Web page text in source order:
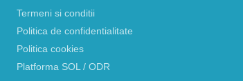
Termeni si conditii
Politica de confidentialitate
Politica cookies
Platforma SOL / ODR